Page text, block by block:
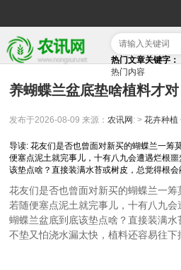
热门文章关键字：
热门内容
养蝴蝶兰盆底垫啥植料才
发布于2026-08-09 来源：农讯网 : >花卉种植
导读: 花友们是否也曾面对新买的蝴蝶兰一筹
便塞点泥土就完事儿，十有八九会遭遇烂根
该垫点啥？直接装满水苔或树皮，总觉得根会
花友们是否也曾面对新买的蝴蝶兰一
若随便塞点泥土就完事儿，十有八九
蝴蝶兰盆底到底该垫点啥？直接装满水
不垫又怕浇水漏太快，植料还容易往下